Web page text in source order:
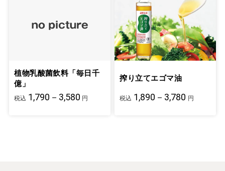
植物乳酸菌飲料「毎日千
億」
税込 1,790－3,580 円
搾り立てエゴマ油
税込 1,890－3,780 円